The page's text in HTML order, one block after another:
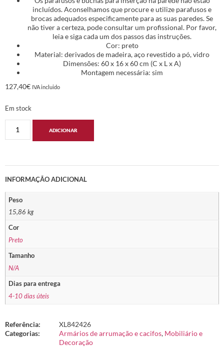
incluídos. Aconselhamos que procure e utilize parafusos e
brocas adequados especificamente para as suas paredes. Se
não tiver a certeza, pode consultar um profissional. Por favor,
leia e siga cada um dos passos das instruções.
Cor: preto
Material: derivados de madeira, aço revestido a pó, vidro
Dimensões: 60 x 16 x 60 cm (C x L x A)
Montagem necessária: sim
127,40€ IVA incluido
Em stock
ADICIONAR
INFORMAÇÃO ADICIONAL
Peso
15,86 kg
Cor
Preto
Tamanho
N/A
Dias para entrega
4-10 dias úteis
Referência:
XL842426
Categorias:
Armários de arrumação e cacifos, Mobiliário e
Decoração